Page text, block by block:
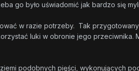
go było uświadomić jak bardzo się
w razie potrzeby. Tak przygotowany
luki w obronie jego przeciwnika.
podobnych pięści, wykonujących